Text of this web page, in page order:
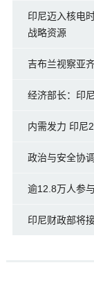
印尼迈入核电
战略资源
吉布兰视察亚
经济部长：印
内需发力 印尼
政治与安全协
逾12.8万人参
印尼财政部将